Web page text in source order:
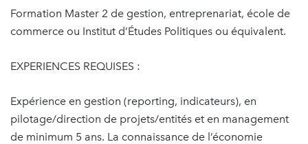
Formation Master 2 de gestion, entreprenariat, école de
commerce ou Institut d’Études Politiques ou équivalent.
EXPERIENCES REQUISES :
Expérience en gestion (reporting, indicateurs), en
pilotage/direction de projets/entités et en management
de minimum 5 ans. La connaissance de l’économie